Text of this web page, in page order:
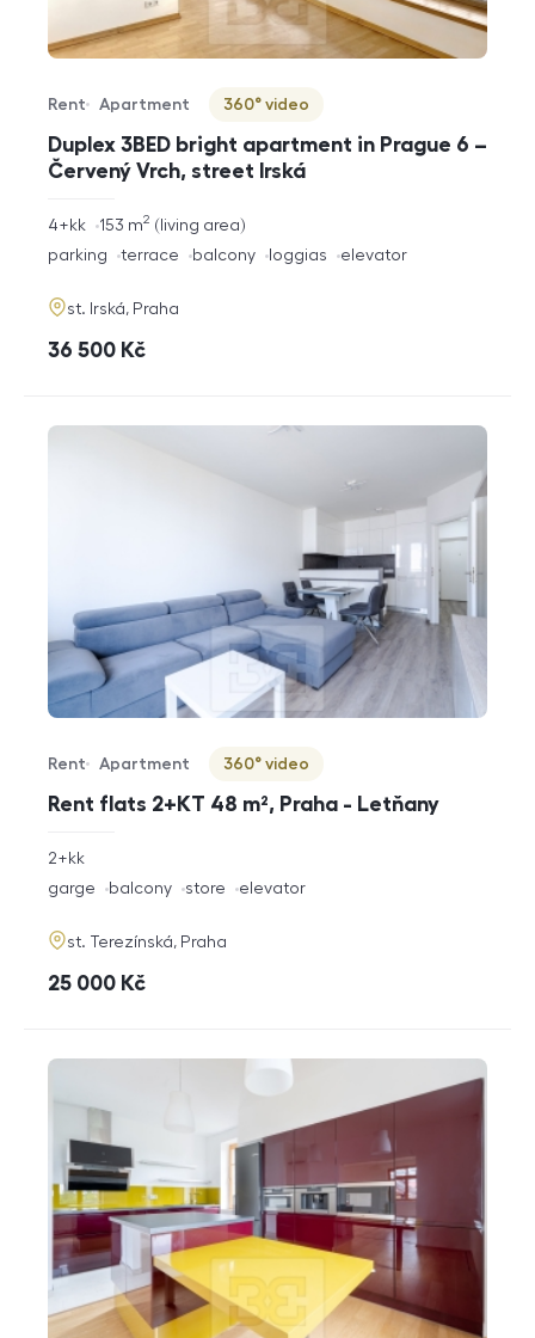
Duplex 3BED bright apartment in Prague 6 –
Červený Vrch, street Irská
Offer type
Rent
Property type
Apartment
Virtuální prohlídka
360° video
rozměry
disposition
4+kk living area
153 m2
funkce
parking terrace balcony loggias elevator
adresa
st. Irská, Praha
cena
36 500 Kč
Rent flats 2+KT 48 m², Praha - Letňany
Offer type
Rent
Property type
Apartment
Virtuální prohlídka
360° video
rozměry
2+kk
funkce
garge balcony store elevator
adresa
st. Terezínská, Praha
cena
25 000 Kč